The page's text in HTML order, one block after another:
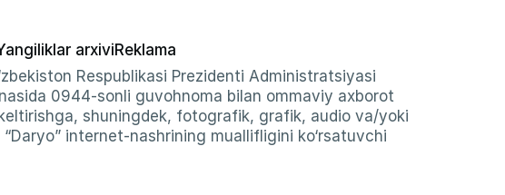
arxiviReklama
Respublikasi Prezidenti Administratsiyasi
0944-sonli guvohnoma bilan ommaviy axborot
shuningdek, fotografik, grafik, audio va/yoki
internet-nashrining muallifligini ko‘rsatuvchi